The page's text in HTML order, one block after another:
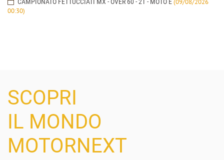
00:30)
SCOPRI
IL MONDO
MOTORNEXT